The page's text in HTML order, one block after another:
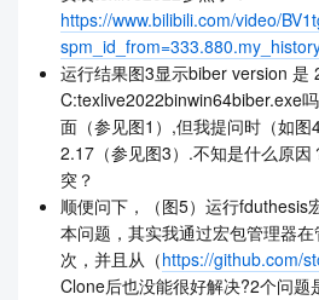
https://www.bilibili.com/video/
运行结果图3显示biber version 是
C:texlive2022binwin64biber.exe
面（参见图1）,但我提问时（如
2.17（参见图3）.不知是什么原
突？
顺便问下，（图5）运行fduthesis
本问题，其实我通过宏包管理器
次，并且从（https://github.com/
Clone后也没能很好解决?2个问题